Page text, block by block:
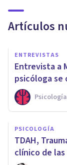
Artículos
ENTREVISTAS
Entrevista a
psicóloga
PSICOLOGÍA
TDAH,
clínico de